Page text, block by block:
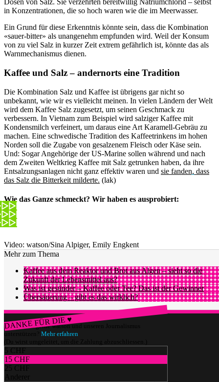
Dosen von Salz. Sie verzehrten bereitwillig Natriumchlorid – selbst
in Konzentrationen, die so hoch waren wie die im Meerwasser.
Ein Grund für diese Erkenntnis könnte sein, dass die Kombination
«sauer-bitter» als unangenehm empfunden wird. Weil der Konsum
von zu viel Salz in kurzer Zeit extrem gefährlich ist, könnte das als
Warnmechanismus dienen.
Kaffee und Salz – andernorts eine Tradition
Die Kombination Salz und Kaffee ist übrigens gar nicht so
unbekannt, wie wir es vielleicht meinen. In vielen Ländern der Welt
wird dem Kaffee Salz zugesetzt, um seinen Geschmack zu
verbessern. In Vietnam zum Beispiel wird salziger Kaffee mit
Kondensmilch verfeinert, um daraus eine Art Karamell-Gebräu zu
machen. Eine schwedische Tradition des Kaffeetrinkens im hohen
Norden soll die Zugabe von gesalzenem Fleisch oder Käse sein.
Und: Sogar Angehörige der US-Marine sollen während und nach
dem Zweiten Weltkrieg Kaffee mit Salz getrunken haben, da ihre
Entsalzungsanlagen nicht ganz effektiv waren und sie fanden, dass
das Salz die Bitterkeit milderte. (lak)
Wie das Ganze schmeckt? Wir haben es ausprobiert:
Video: watson/Sina Alpiger, Emily Engkent
Mehr zum Thema
Kaffee aus dem Reaktor und Brot aus Algen – sieht so die
Zukunft der Lebensmittel aus?
Was ist gesünder – Kaffee oder Tee? Das ist der Gewinner
Übersäuerung – gibt es das wirklich?
DANKE FÜR DIE ♥
Würdest du gerne watson und unseren Journalismus
unterstützen? Mehr erfahren
(Du wirst umgeleitet, um die Zahlung abzuschliessen.)
5 CHF
15 CHF
25 CHF
Anderer